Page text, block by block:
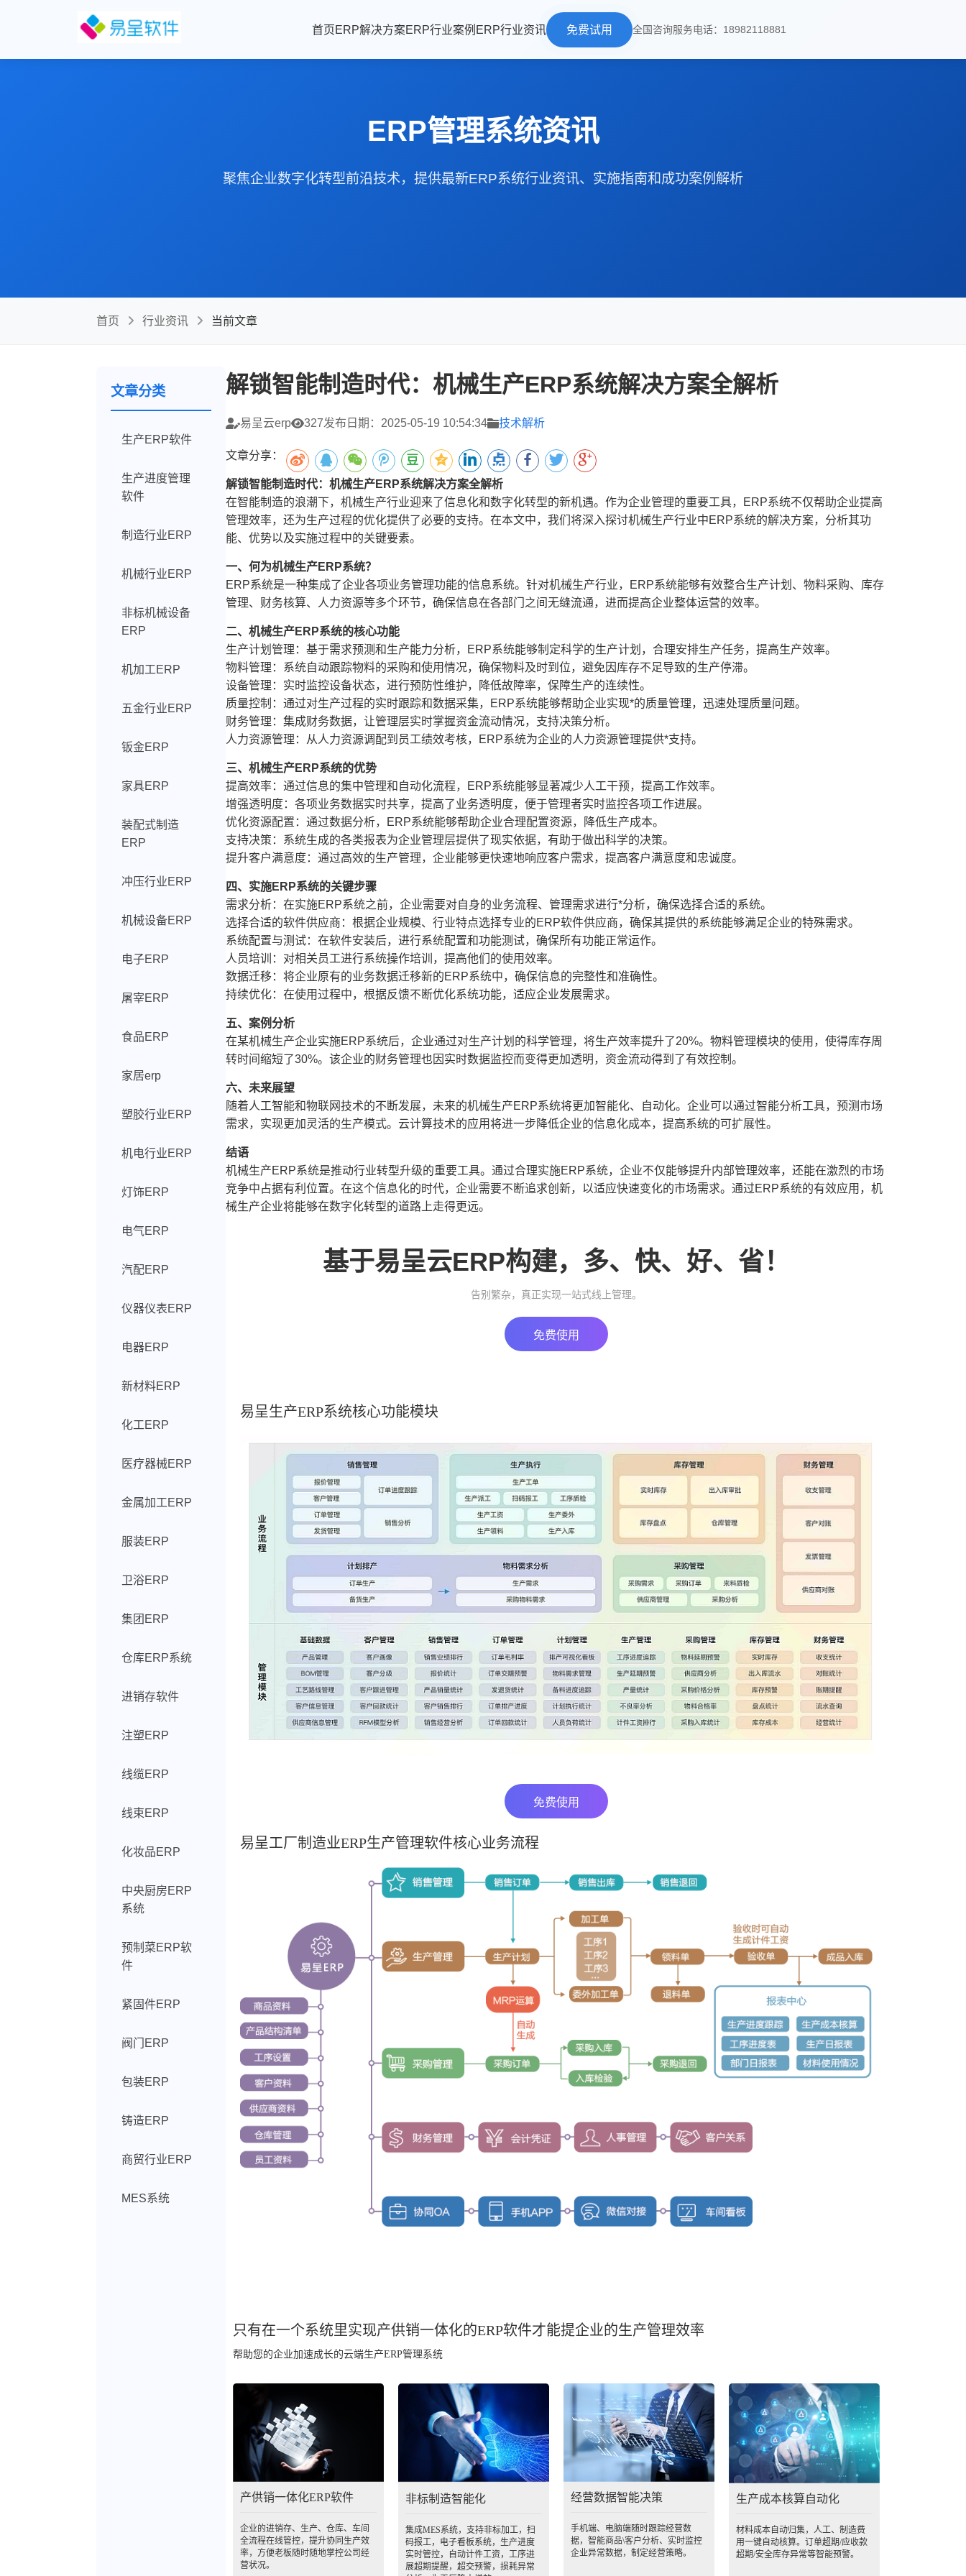
首页ERP解决方案ERP行业案例 ERP行业资讯 免费试用 全国咨询服务电话：18982118881
ERP管理系统资讯
聚焦企业数字化转型前沿技术，提供最新ERP系统行业资讯、实施指南和成功案例解析
首页 行业资讯 当前文章
文章分类
生产ERP软件
生产进度管理
软件
制造行业ERP
机械行业ERP
非标机械设备
ERP
机加工ERP
五金行业ERP
钣金ERP
家具ERP
装配式制造
ERP
冲压行业ERP
机械设备ERP
电子ERP
屠宰ERP
食品ERP
家居erp
塑胶行业ERP
机电行业ERP
灯饰ERP
电气ERP
汽配ERP
仪器仪表ERP
电器ERP
新材料ERP
化工ERP
医疗器械ERP
金属加工ERP
服装ERP
卫浴ERP
集团ERP
仓库ERP系统
进销存软件
注塑ERP
线缆ERP
线束ERP
化妆品ERP
中央厨房ERP
系统
预制菜ERP软
件
紧固件ERP
阀门ERP
包装ERP
铸造ERP
商贸行业ERP
MES系统
解锁智能制造时代：机械生产ERP系统解决方案全解析
易呈云erp 327发布日期：2025-05-19 10:54:34 技术解析
文章分享：
解锁智能制造时代：机械生产ERP系统解决方案全解析
在智能制造的浪潮下，机械生产行业迎来了信息化和数字化转型的新机遇。作为企业管理的重要工具，ERP系统不仅帮助企业提高
管理效率，还为生产过程的优化提供了必要的支持。在本文中，我们将深入探讨机械生产行业中ERP系统的解决方案，分析其功
能、优势以及实施过程中的关键要素。
一、何为机械生产ERP系统？
ERP系统是一种集成了企业各项业务管理功能的信息系统。针对机械生产行业，ERP系统能够有效整合生产计划、物料采购、库存
管理、财务核算、人力资源等多个环节，确保信息在各部门之间无缝流通，进而提高企业整体运营的效率。
二、机械生产ERP系统的核心功能
生产计划管理：基于需求预测和生产能力分析，ERP系统能够制定科学的生产计划，合理安排生产任务，提高生产效率。
物料管理：系统自动跟踪物料的采购和使用情况，确保物料及时到位，避免因库存不足导致的生产停滞。
设备管理：实时监控设备状态，进行预防性维护，降低故障率，保障生产的连续性。
质量控制：通过对生产过程的实时跟踪和数据采集，ERP系统能够帮助企业实现*的质量管理，迅速处理质量问题。
财务管理：集成财务数据，让管理层实时掌握资金流动情况，支持决策分析。
人力资源管理：从人力资源调配到员工绩效考核，ERP系统为企业的人力资源管理提供*支持。
三、机械生产ERP系统的优势
提高效率：通过信息的集中管理和自动化流程，ERP系统能够显著减少人工干预，提高工作效率。
增强透明度：各项业务数据实时共享，提高了业务透明度，便于管理者实时监控各项工作进展。
优化资源配置：通过数据分析，ERP系统能够帮助企业合理配置资源，降低生产成本。
支持决策：系统生成的各类报表为企业管理层提供了现实依据，有助于做出科学的决策。
提升客户满意度：通过高效的生产管理，企业能够更快速地响应客户需求，提高客户满意度和忠诚度。
四、实施ERP系统的关键步骤
需求分析：在实施ERP系统之前，企业需要对自身的业务流程、管理需求进行*分析，确保选择合适的系统。
选择合适的软件供应商：根据企业规模、行业特点选择专业的ERP软件供应商，确保其提供的系统能够满足企业的特殊需求。
系统配置与测试：在软件安装后，进行系统配置和功能测试，确保所有功能正常运作。
人员培训：对相关员工进行系统操作培训，提高他们的使用效率。
数据迁移：将企业原有的业务数据迁移新的ERP系统中，确保信息的完整性和准确性。
持续优化：在使用过程中，根据反馈不断优化系统功能，适应企业发展需求。
五、案例分析
在某机械生产企业实施ERP系统后，企业通过对生产计划的科学管理，将生产效率提升了20%。物料管理模块的使用，使得库存周
转时间缩短了30%。该企业的财务管理也因实时数据监控而变得更加透明，资金流动得到了有效控制。
六、未来展望
随着人工智能和物联网技术的不断发展，未来的机械生产ERP系统将更加智能化、自动化。企业可以通过智能分析工具，预测市场
需求，实现更加灵活的生产模式。云计算技术的应用将进一步降低企业的信息化成本，提高系统的可扩展性。
结语
机械生产ERP系统是推动行业转型升级的重要工具。通过合理实施ERP系统，企业不仅能够提升内部管理效率，还能在激烈的市场
竞争中占据有利位置。在这个信息化的时代，企业需要不断追求创新，以适应快速变化的市场需求。通过ERP系统的有效应用，机
械生产企业将能够在数字化转型的道路上走得更远。
基于易呈云ERP构建，多、快、好、省！
告别繁杂，真正实现一站式线上管理。
免费使用
易呈生产ERP系统核心功能模块
免费使用
易呈工厂制造业ERP生产管理软件核心业务流程
只有在一个系统里实现产供销一体化的ERP软件才能提企业的生产管理效率
帮助您的企业加速成长的云端生产ERP管理系统
产供销一体化ERP软件
企业的进销存、生产、仓库、车间
全流程在线管控，提升协同生产效
率，方便老板随时随地掌控公司经
营状况。
非标制造智能化
集成MES系统，支持非标加工，扫
码报工，电子看板系统，生产进度
实时管控，自动计件工资，工序进
展超期提醒，超交预警，损耗异常
经营数据智能决策
手机端、电脑端随时跟踪经营数
据，智能商品\客户分析、实时监控
企业异常数据，制定经营策略。
生产成本核算自动化
材料成本自动归集，人工、制造费
用一键自动核算。订单超期/应收款
超期/安全库存异常等智能预警。